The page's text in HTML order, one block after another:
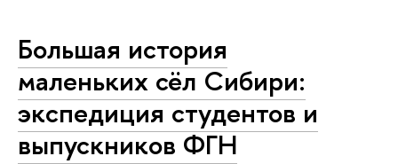
Большая история
маленьких сёл Сибири:
экспедиция студентов и
выпускников ФГН